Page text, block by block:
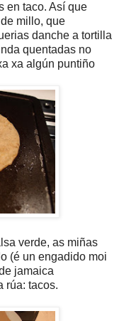
en taco. Así que
millo, que
danche a tortilla
quentadas no
xa algún puntiño
verde, as miñas
(é un engadido moi
jamaica
rúa: tacos.